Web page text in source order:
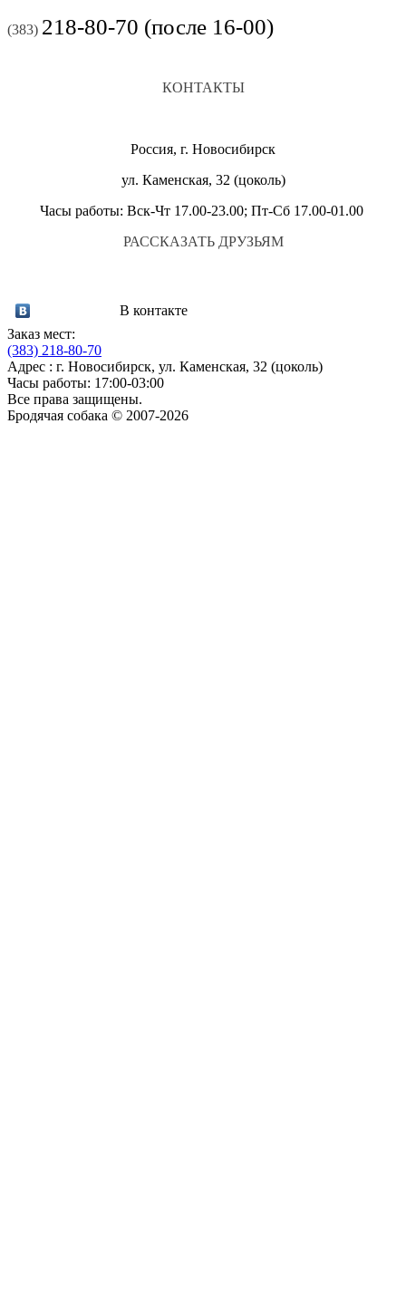
(383) 218-80-70 (после 16-00)
КОНТАКТЫ
Россия, г. Новосибирск
ул. Каменская, 32 (цоколь)
Часы работы: Вск-Чт 17.00-23.00; Пт-Сб 17.00-01.00
РАССКАЗАТЬ ДРУЗЬЯМ
В контакте
Заказ мест:
(383) 218-80-70
Адрес : г. Новосибирск, ул. Каменская, 32 (цоколь)
Часы работы: 17:00-03:00
Все права защищены.
Бродячая собака © 2007-2026